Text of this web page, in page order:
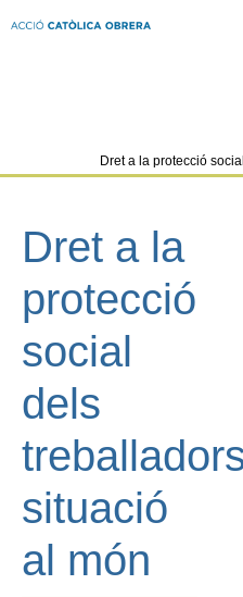
Dret a la protecció
Dret a la
protecció
social
dels
situació
al món